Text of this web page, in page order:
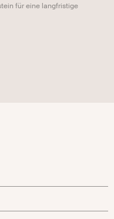
für eine langfristige